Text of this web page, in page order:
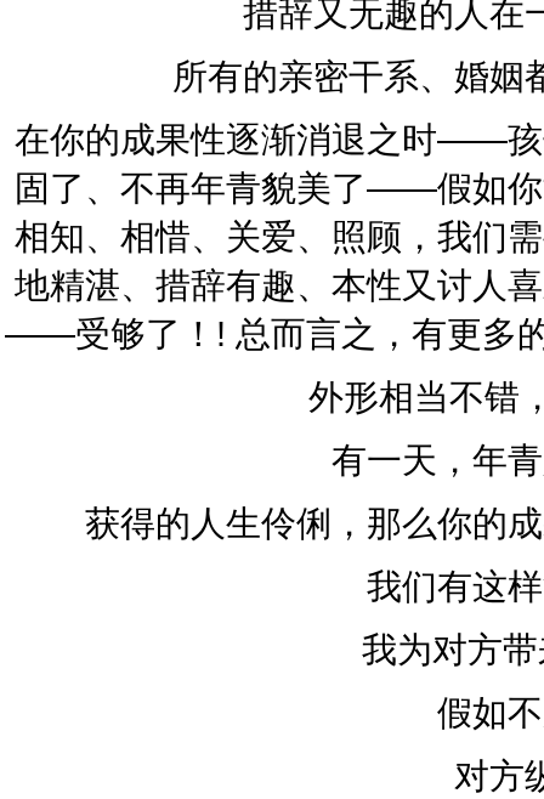
措辞又无趣的人在
所有的亲密干系、婚姻
在你的成果性逐渐消退之时——
固了、不再年青貌美了——假如
相知、相惜、关爱、照顾，我们
地精湛、措辞有趣、本性又讨人
——受够了！! 总而言之，有更多
外形相当不错
有一天，年
获得的人生伶俐，那么你的
我们有这
我为对方
假如
对方